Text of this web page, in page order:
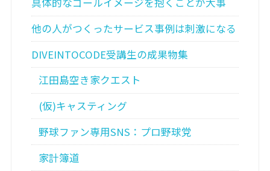
他の人がつくったサービス事例は刺激になる
DIVEINTOCODE受講生の成果物集
江田島空き家クエスト
(仮)キャスティング
野球ファン専用SNS：プロ野球党
家計簿道